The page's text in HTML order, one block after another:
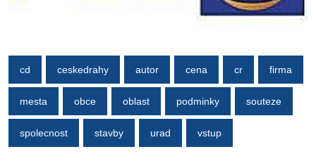
cd ceskedrahy autor cena cr firma
mesta obce oblast podminky souteze
spolecnost stavby urad vstup